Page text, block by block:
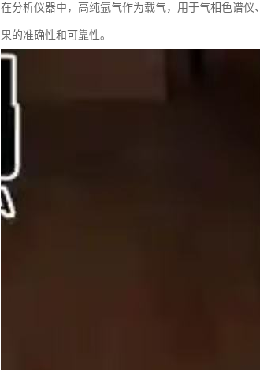
在分析仪器中，高纯氩气作为载气，用于气相色谱
果的准确性和可靠性。